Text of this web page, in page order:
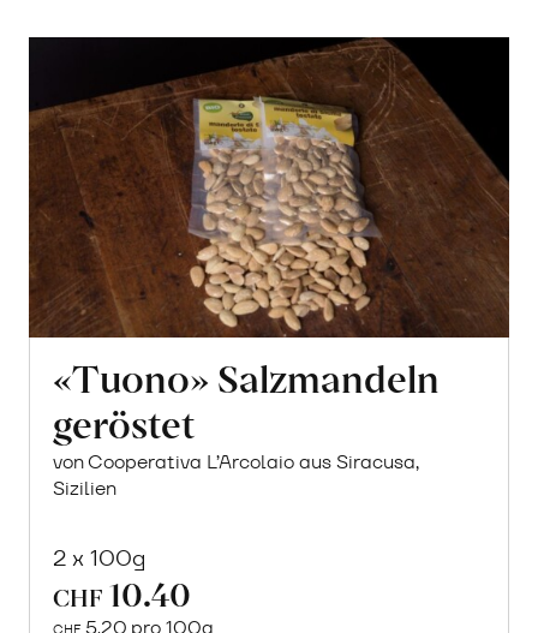
«Tuono» Salzmandeln
geröstet
von Cooperativa L’Arcolaio aus Siracusa,
Sizilien
2 x 100g
CHF 10.40
CHF 5.20 pro 100g